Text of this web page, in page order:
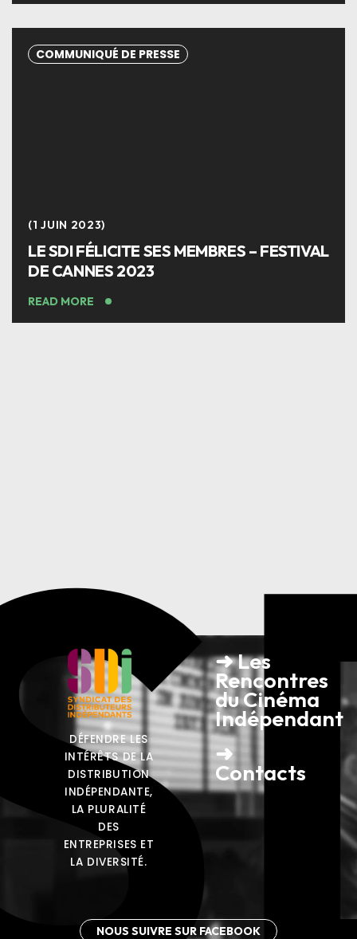
COMMUNIQUÉ DE PRESSE
1 JUIN 2023
LE SDI FÉLICITE SES MEMBRES – FESTIVAL
DE CANNES 2023
READ MORE
DÉFENDRE LES
INTÉRÊTS DE LA
DISTRIBUTION
INDÉPENDANTE,
LA PLURALITÉ
DES
ENTREPRISES ET
LA DIVERSITÉ.
➜ Les
Rencontres
du Cinéma
Indépendant
➜
Contacts
NOUS SUIVRE SUR FACEBOOK